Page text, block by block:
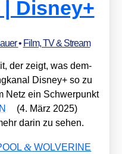
Disney+
• Film, TV & Stream
der zeigt, was dem­
Dis­ney+ so zu
Netz ein Schwer­punkt
(4. März 2025)
dar­in zu sehen.
& WOLVERINE